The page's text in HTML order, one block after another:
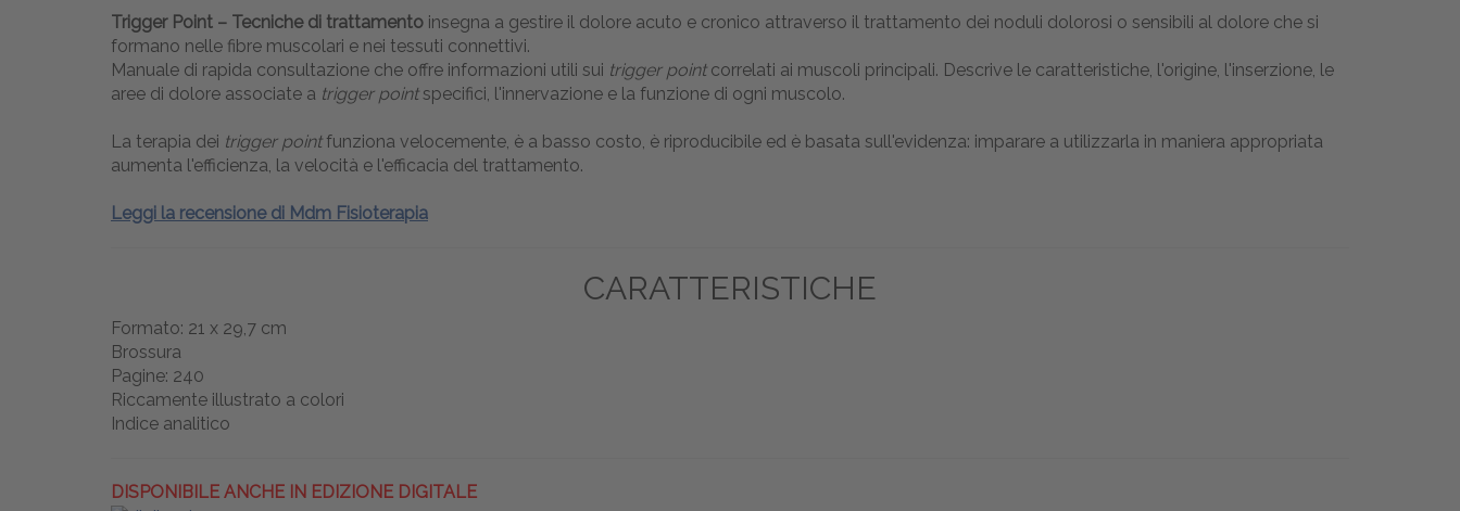
Trigger Point – Tecniche di trattamento insegna a gestire il dolore acuto e cronico attraverso il trattamento dei noduli dolorosi o sensibili al dolore che si
formano nelle fibre muscolari e nei tessuti connettivi.
Manuale di rapida consultazione che offre informazioni utili sui trigger pointcorrelati ai muscoli principali. Descrive le caratteristiche, l'origine, l'inserzione, le
aree di dolore associate a trigger pointspecifici, l'innervazione e la funzione di ogni muscolo.
La terapia dei trigger pointfunziona velocemente, è a basso costo, è riproducibile ed è basata sull'evidenza: imparare a utilizzarla in maniera appropriata
aumenta l'efficienza, la velocità e l'efficacia del trattamento.
Leggi la recensione di Mdm Fisioterapia
CARATTERISTICHE
Formato: 21 x 29,7 cm
Brossura
Pagine: 240
Riccamente illustrato a colori
Indice analitico
DISPONIBILE ANCHE IN EDIZIONE DIGITALE